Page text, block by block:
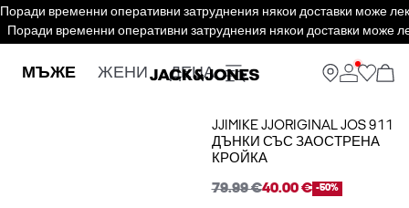
Поради временни оперативни затруднения някои доставки може
Поради временни оперативни затруднения някои доставки може
МЪЖЕ ЖЕНИ ДЕЦА
JJIMIKE JJORIGINAL JOS 911
ДЪНКИ СЪС ЗАОСТРЕНА
КРОЙКА
79.99 €40.00 € -50%